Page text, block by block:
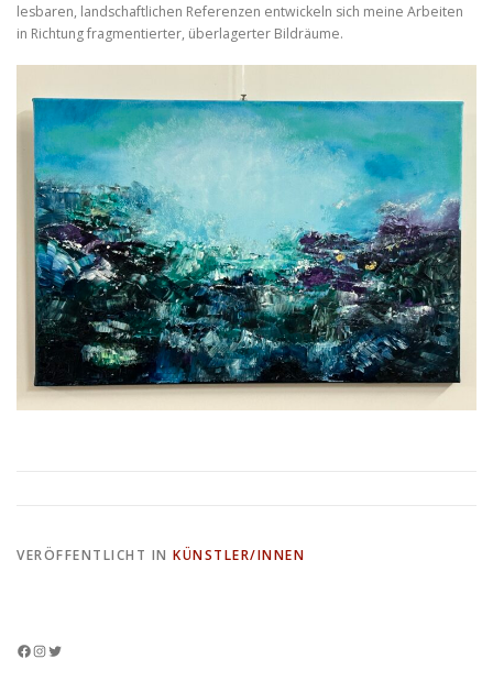
lesbaren, landschaftlichen Referenzen entwickeln sich meine Arbeiten
in Richtung fragmentierter, überlagerter Bildräume.
VERÖFFENTLICHT IN KÜNSTLER/INNEN
Facebook InstagramTwitter